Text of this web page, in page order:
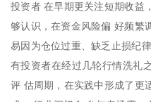
投资者 在早期更关注短期收益
够认识，在资金风险偏 好频繁
易因为仓位过重、缺乏止损纪
有投资者在经过几轮行情洗礼
评 估周期，在实践中形成了更